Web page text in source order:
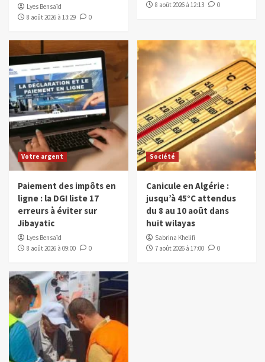
Lyes Bensaïd
8 août 2026 à 13:29
0
8 août 2026 à 12:13
0
Votre argent
Paiement des impôts en
ligne : la DGI liste 17
erreurs à éviter sur
Jibayatic
Lyes Bensaïd
8 août 2026 à 09:00
0
Société
Canicule en Algérie :
jusqu’à 45°C attendus
du 8 au 10 août dans
huit wilayas
Sabrina Khelifi
7 août 2026 à 17:00
0